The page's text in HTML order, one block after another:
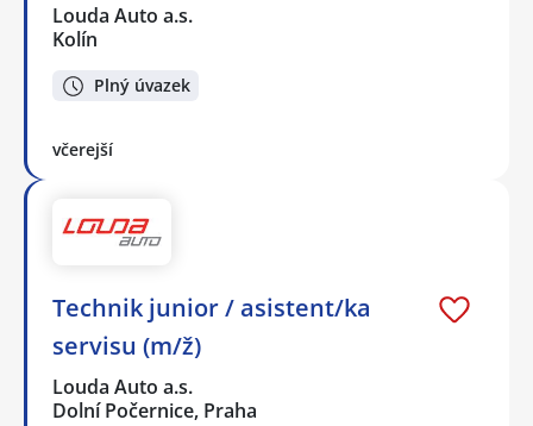
Louda Auto a.s.
Kolín
Plný úvazek
včerejší
Technik junior / asistent/ka
servisu (m/ž)
Louda Auto a.s.
Dolní Počernice, Praha